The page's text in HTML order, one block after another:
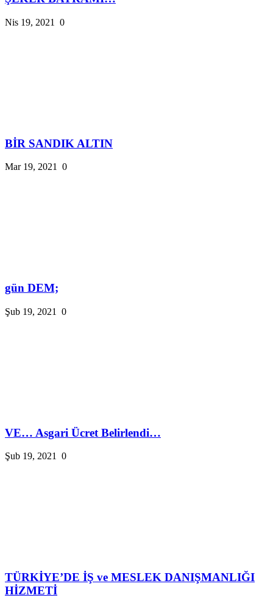
Nis 19, 2021 0
BİR SANDIK ALTIN
Mar 19, 2021 0
gün DEM;
Şub 19, 2021 0
VE… Asgari Ücret Belirlendi…
Şub 19, 2021 0
TÜRKİYE’DE İŞ ve MESLEK DANIŞMANLIĞI
HİZMETİ